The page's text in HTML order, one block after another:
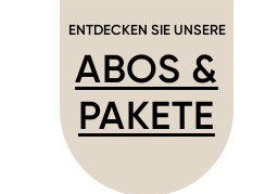
ENTDECKEN SIE UNSERE
ABOS &
PAKETE